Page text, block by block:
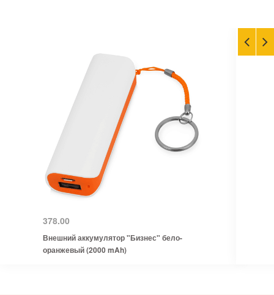
378.00
Внешний аккумулятор "Бизнес" бело-
оранжевый (2000 mAh)